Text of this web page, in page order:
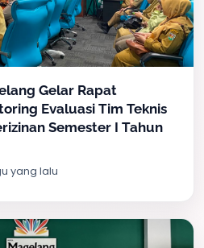
Gelar Rapat
Evaluasi Tim Teknis
Semester I Tahun
yang lalu